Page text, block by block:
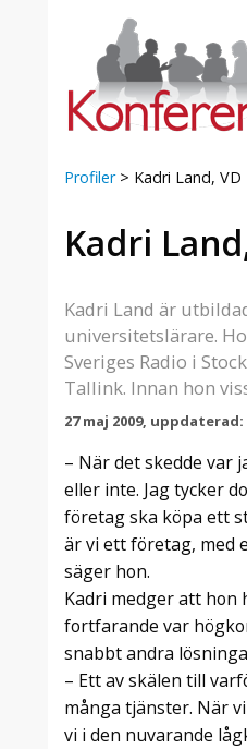
Profiler> Kadri Land, VD
Kadri
Kadri Land är
universitetslärare.
Sveriges Radio i
Tallink. Innan hon
27 maj 2009, uppdaterad:
– När det skedde var
eller inte. Jag tycker
företag ska köpa ett
är vi ett företag, med
säger hon.
Kadri medger att hon
fortfarande var
snabbt andra
– Ett av skälen till
många tjänster. När
vi i den nuvarande
av att
2026 hos